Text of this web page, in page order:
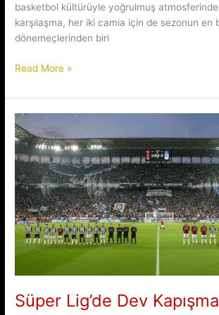
basketbol kültürüyle yoğrulmuş
karşılaşma, her iki camia için de sezonun en
dönemeçlerinden biri
Litvanya’da
Randevu:
Sarı
Lacivertlilerin
Kritik
Sınavı
Read More »
Süper Lig’de Dev